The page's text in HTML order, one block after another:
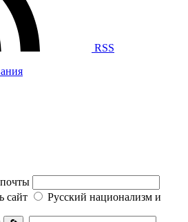
RSS
сайт
Русский национализм и